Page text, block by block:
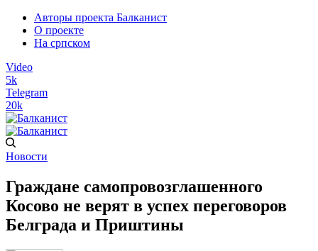
Авторы проекта Балканист
О проекте
На српском
Video
5k
Telegram
20k
Новости
Граждане самопровозглашенного
Косово не верят в успех переговоров
Белграда и Приштины